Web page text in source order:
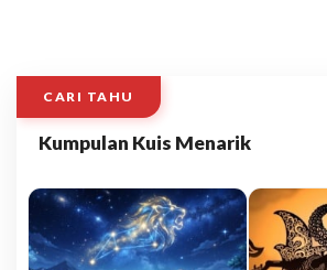
CARI TAHU
Kumpulan Kuis Menarik